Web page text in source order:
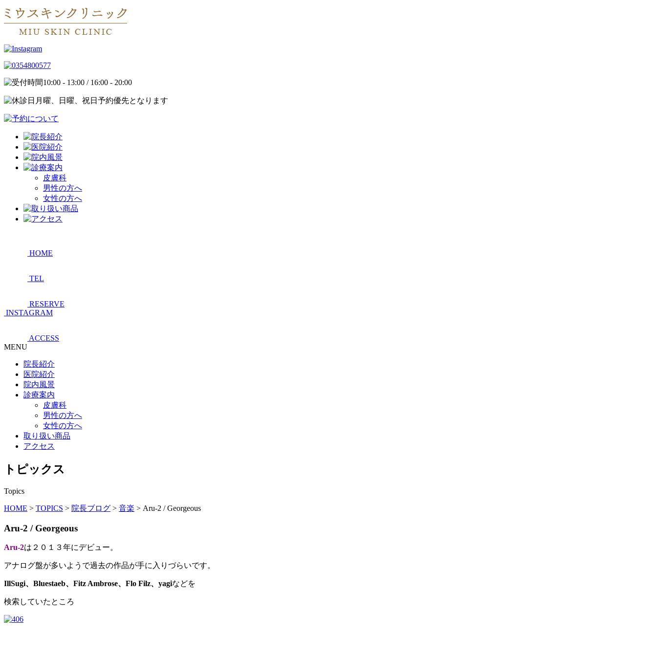
10:00 - 13:00 / 16:00 - 20:00
月曜、日曜、祝日予約優先となります
皮膚科
男性の方へ
女性の方へ
HOME
TEL
RESERVE
INSTAGRAM
ACCESS
MENU
院長紹介
医院紹介
院内風景
診療案内
皮膚科
男性の方へ
女性の方へ
取り扱い商品
アクセス
トピックス
Topics
HOME > TOPICS > 院長ブログ > 音楽 > Aru-2 / Georgeous
Aru-2 / Georgeous
Aru-2は２０１３年にデビュー。
アナログ盤が多いようで過去の作品が手に入りづらいです。
IllSugi、Bluestaeb、Fitz Ambrose、Flo Filz、yagiなどを
検索していたところ